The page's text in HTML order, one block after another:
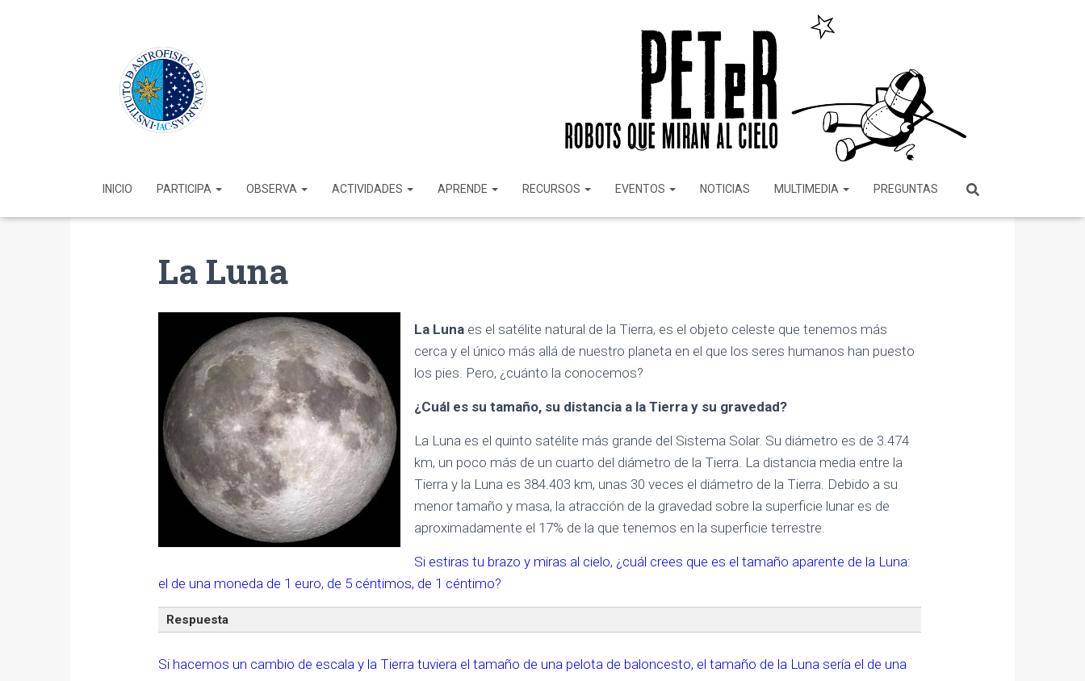
INICIO PARTICIPA OBSERVA ACTIVIDADES APRENDE RECURSOS EVENTOS NOTICIAS MULTIMEDIA PREGUNTAS
La Luna
La Lunaes el satélite natural de la Tierra, es el objeto celeste que tenemos más
cerca y el único más allá de nuestro planeta en el que los seres humanos han puesto
los pies. Pero, ¿cuánto la conocemos?
¿Cuál es su tamaño, su distancia a la Tierra y su gravedad?
La Luna es el quinto satélite más grande del Sistema Solar. Su diámetro es de 3.474
km, un poco más de un cuarto del diámetro de la Tierra. La distancia media entre la
Tierra y la Luna es 384.403 km, unas 30 veces el diámetro de la Tierra. Debido a su
menor tamaño y masa, la atracción de la gravedad sobre la superficie lunar es de
aproximadamente el 17% de la que tenemos en la superficie terrestre.
Si estiras tu brazo y miras al cielo, ¿cuál crees que es el tamaño aparente de la Luna:
el de una moneda de 1 euro, de 5 céntimos, de 1 céntimo?
Respuesta
Si hacemos un cambio de escala y la Tierra tuviera el tamaño de una pelota de baloncesto, el tamaño de la Luna sería el de una